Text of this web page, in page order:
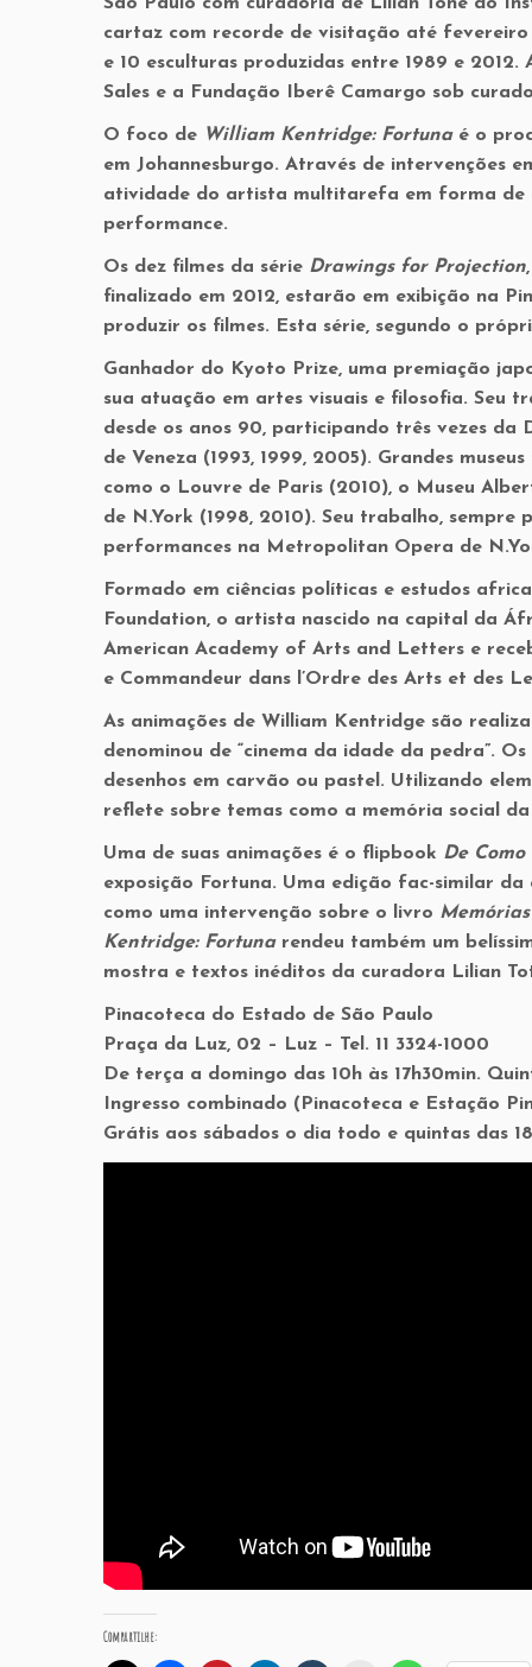
cartaz com recorde de visitação até fevereiro
e 10 esculturas produzidas entre 1989 e
Sales e a Fundação Iberê Camargo sob
O foco de William Kentridge: Fortunaé o
em Johannesburgo. Através de intervenções
atividade do artista multitarefa em forma de
performance.
Os dez filmes da série Drawings for Projection
finalizado em 2012, estarão em exibição na
produzir os filmes. Esta série, segundo o
Ganhador do Kyoto Prize, uma premiação
sua atuação em artes visuais e filosofia. Seu
desde os anos 90, participando três vezes da
de Veneza (1993, 1999, 2005). Grandes
como o Louvre de Paris (2010), o Museu
de N.York (1998, 2010). Seu trabalho,
performances na Metropolitan Opera de
Formado em ciências políticas e estudos
Foundation, o artista nascido na capital da
American Academy of Arts and Letters e
e Commandeur dans l’Ordre des Arts et des
As animações de William Kentridge são
denominou de “cinema da idade da pedra”.
desenhos em carvão ou pastel. Utilizando
reflete sobre temas como a memória social
Uma de suas animações é o flipbook De
exposição Fortuna. Uma edição fac-similar
como uma intervenção sobre o livro
Kentridge: Fortunarendeu também um
mostra e textos inéditos da curadora Lilian
Pinacoteca do Estado de São Paulo
Praça da Luz, 02 – Luz – Tel. 11 3324-1000
De terça a domingo das 10h às 17h30min.
Ingresso combinado (Pinacoteca e Estação
Grátis aos sábados o dia todo e quintas das
Compartilhe: